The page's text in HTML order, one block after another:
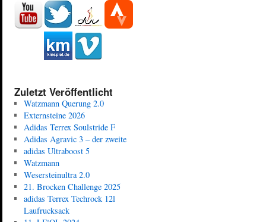
Zuletzt Veröffentlicht
Watzmann Querung 2.0
Externsteine 2026
Adidas Terrex Soulstride F
Adidas Agravic 3 – der zweite
adidas Ultraboost 5
Watzmann
Wesersteinultra 2.0
21. Brocken Challenge 2025
adidas Terrex Techrock 12l
Laufrucksack